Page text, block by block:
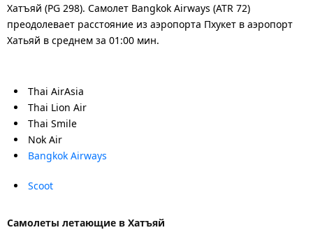
Хатъяй (PG 298). Самолет Bangkok Airways (ATR 72)
преодолевает расстояние из аэропорта Пхукет в аэропорт
Хатьяй в среднем за 01:00 мин.
Thai AirAsia
Thai Lion Air
Thai Smile
Nok Air
Bangkok Airways
Scoot
Самолеты летающие в Хатъяй